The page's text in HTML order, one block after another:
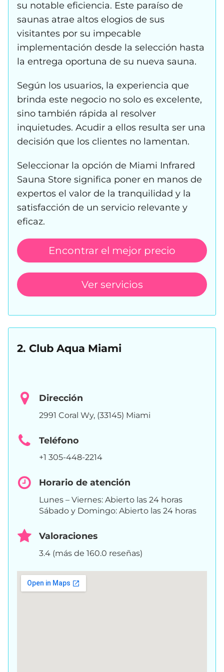
su notable eficiencia. Este paraíso de
saunas atrae altos elogios de sus
visitantes por su impecable
implementación desde la selección hasta
la entrega oportuna de su nueva sauna.
Según los usuarios, la experiencia que
brinda este negocio no solo es excelente,
sino también rápida al resolver
inquietudes. Acudir a ellos resulta ser una
decisión que los clientes no lamentan.
Seleccionar la opción de Miami Infrared
Sauna Store significa poner en manos de
expertos el valor de la tranquilidad y la
satisfacción de un servicio relevante y
eficaz.
Encontrar el mejor precio
Ver servicios
2. Club Aqua Miami
Dirección
2991 Coral Wy, (33145) Miami
Teléfono
+1 305-448-2214
Horario de atención
Lunes – Viernes: Abierto las 24 horas
Sábado y Domingo: Abierto las 24 horas
Valoraciones
3.4 (más de 160.0 reseñas)